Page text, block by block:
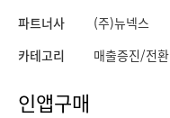
파트너사 (주)뉴넥스
카테고리 매출증진/전환
인앱구매